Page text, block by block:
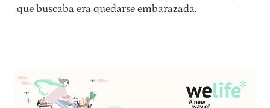
que buscaba era quedarse embarazada.